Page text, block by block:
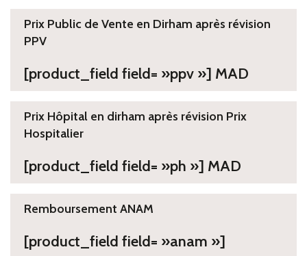
Prix Public de Vente en Dirham après révision
PPV
[product_field field= »ppv »] MAD
Prix Hôpital en dirham après révision Prix
Hospitalier
[product_field field= »ph »] MAD
Remboursement ANAM
[product_field field= »anam »]